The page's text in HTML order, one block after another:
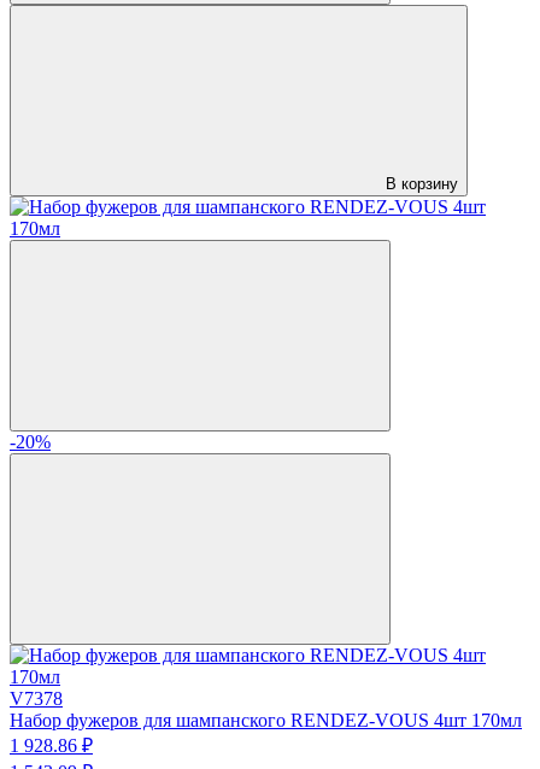
В корзину
-20%
V7378
Набор фужеров для шампанского RENDEZ-VOUS 4шт 170мл
1 928.86 ₽